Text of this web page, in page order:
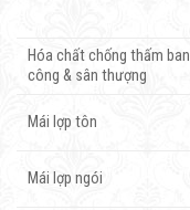
Hóa chất chống thấm ban
công & sân thượng
Mái lợp tôn
Mái lợp ngói